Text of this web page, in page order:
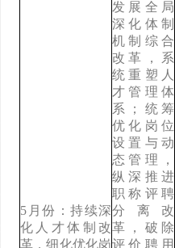
5月份：持续深
化人才体制改
革，细化优化岗
发展全局
深化体制
机制综合
改革，系
统重塑人
才管理体
系；统筹
优化岗位
设置与动
态管理，
纵深推进
职称评聘
分离改
革，破除
评价聘用